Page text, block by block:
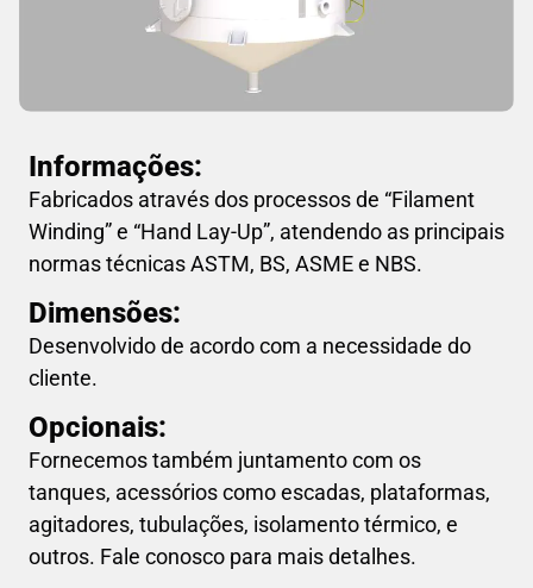
Informações:
Fabricados através dos processos de “Filament
Winding” e “Hand Lay-Up”, atendendo as principais
normas técnicas ASTM, BS, ASME e NBS.
Dimensões:
Desenvolvido de acordo com a necessidade do
cliente.
Opcionais:
Fornecemos também juntamento com os
tanques, acessórios como escadas, plataformas,
agitadores, tubulações, isolamento térmico, e
outros. Fale conosco para mais detalhes.